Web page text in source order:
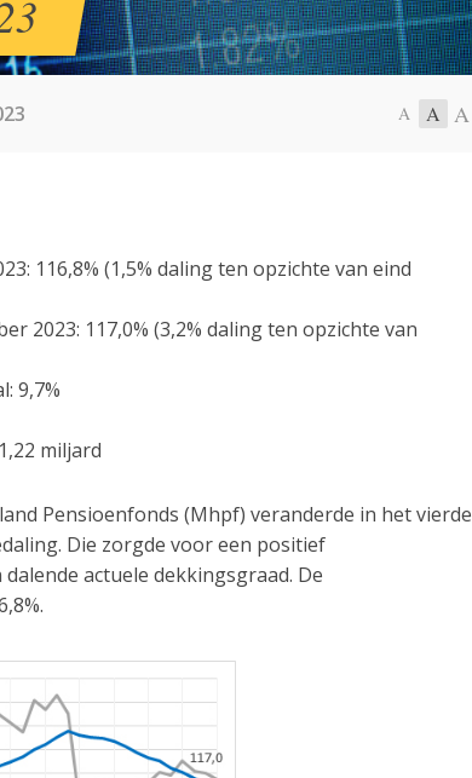
A A A
116,8% (1,5% daling ten opzichte van eind
2023: 117,0% (3,2% daling ten opzichte van
9,7%
miljard
Pensioenfonds (Mhpf) veranderde in het vierde
Die zorgde voor een positief
actuele dekkingsgraad. De